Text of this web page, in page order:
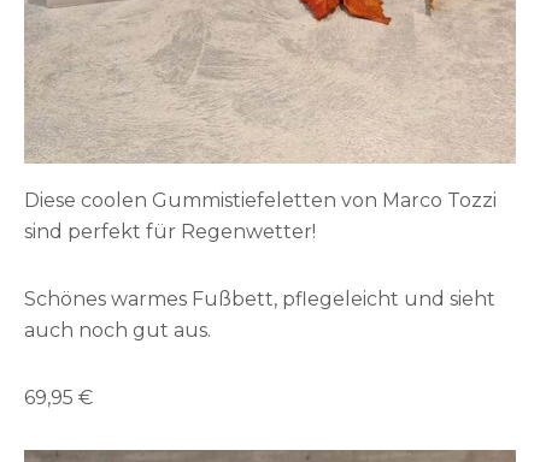
Diese coolen Gummistiefeletten von Marco Tozzi
sind perfekt für Regenwetter!
Schönes warmes Fußbett, pflegeleicht und sieht
auch noch gut aus.
69,95 €